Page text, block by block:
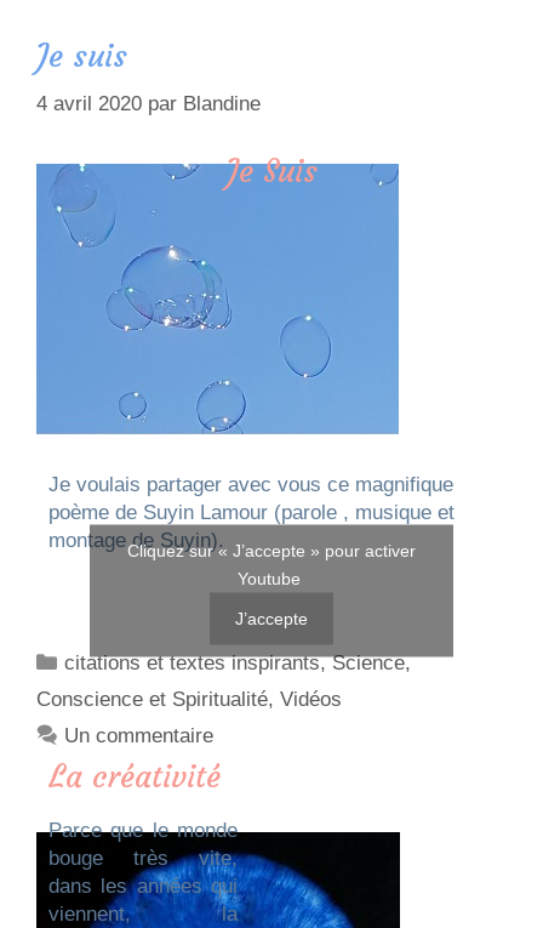
Je suis
4 avril 2020 par Blandine
Je Suis
Je voulais partager avec vous ce magnifique
poème de Suyin Lamour (parole , musique et
montage de Suyin).
Cliquez sur « J’accepte » pour activer
Youtube
J’accepte
citations et textes inspirants,Science,
Conscience et Spiritualité, Vidéos
Un commentaire
La créativité
Parce que le monde
bouge très vite,
dans les années qui
viennent, la